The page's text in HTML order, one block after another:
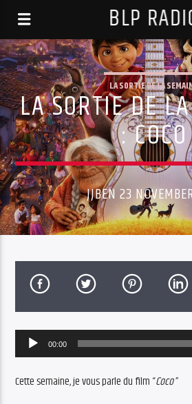
BLP
LA SORTIE DE LA
LA SORTIE DE
: COCO
JJBEN 23
Audio
Player
00:00
Cette semaine, je vous parle du film “Coco”